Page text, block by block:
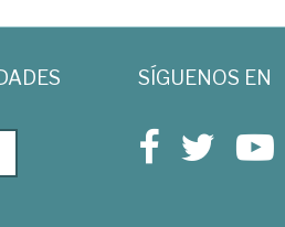
SÍGUENOS EN